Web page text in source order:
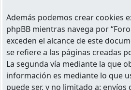
Además podemos crear cookies
phpBB mientras navega por
exceden el alcance de este
se refiere a las páginas creadas
La segunda vía mediante la que
información es mediante lo que
puede ser, y no limitado a: envíos